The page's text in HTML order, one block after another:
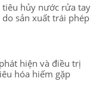
hủy nước rửa tay
do sản xuất trái phép
hiện và điều trị
hóa hiếm gặp